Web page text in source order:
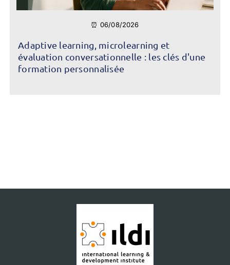
⏰ 06/08/2026
Adaptive learning, microlearning et
évaluation conversationnelle : les clés d'une
formation personnalisée